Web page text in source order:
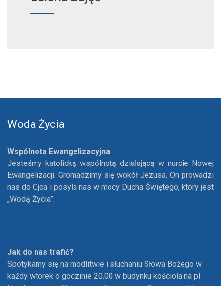
Woda Życia
Wspólnota Ewangelizacyjna
Jesteśmy katolicką wspólnotą działającą w nurcie Nowej
Ewangelizacji. Gromadzimy się wokół Jezusa. On prowadzi
nas do Ojca i posyła nas w mocy Ducha Świętego, który jest
„Wodą Życia”.
Jak do nas trafić?
Spotykamy się na modlitwie i słuchaniu Słowa Bożego w
każdy wtorek o godzinie 20.00 w budynku kościoła na pl.